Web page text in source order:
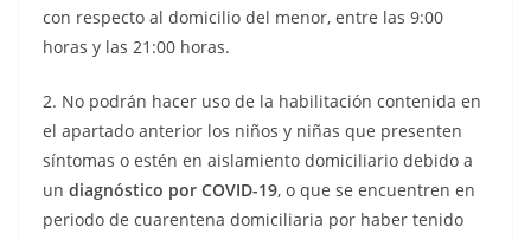
con respecto al domicilio del menor, entre las 9:00
horas y las 21:00 horas.
2. No podrán hacer uso de la habilitación contenida en
el apartado anterior los niños y niñas que presenten
síntomas o estén en aislamiento domiciliario debido a
un diagnóstico por COVID-19, o que se encuentren en
periodo de cuarentena domiciliaria por haber tenido